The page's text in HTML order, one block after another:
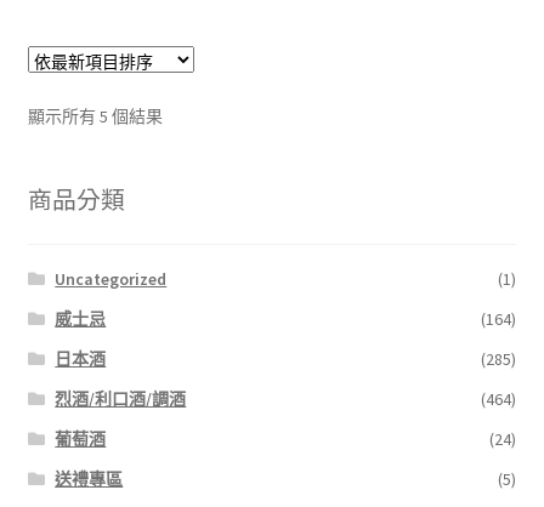
顯示所有 5 個結果
商品分類
Uncategorized
(1)
威士忌
(164)
日本酒
(285)
烈酒/利口酒/調酒
(464)
葡萄酒
(24)
送禮專區
(5)